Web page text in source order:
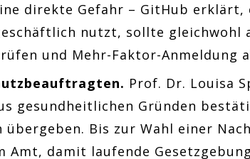
direkte Gefahr – GitHub erklärt,
nutzt, sollte gleichwohl
und Mehr-Faktor-Anmeldung
Prof. Dr. Louisa
gesundheitlichen Gründen
Bis zur Wahl einer
damit laufende